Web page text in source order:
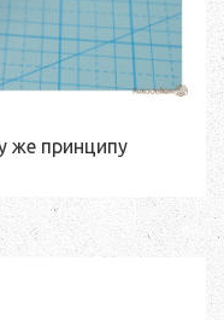
же принципу